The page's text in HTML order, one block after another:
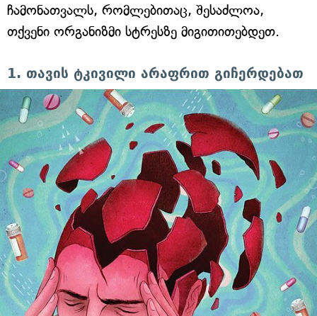
ჩამონათვალს, რომლებითაც, შესაძლოა,
თქვენი ორგანიზმი სტრესზე მიგითითებდეთ.
1. თავის ტკივილი არაფრით გიჩერდებათ